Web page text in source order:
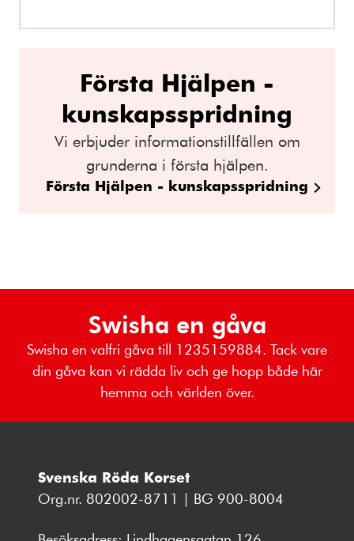
Första Hjälpen -
kunskapsspridning
Vi erbjuder informationstillfällen om
grunderna i första hjälpen.
Första Hjälpen - kunskapsspridning
Swisha en gåva
Swisha en valfri gåva till 1235159884. Tack vare
din gåva kan vi rädda liv och ge hopp både här
hemma och världen över.
Svenska Röda Korset
Org.nr. 802002-8711 | BG 900-8004